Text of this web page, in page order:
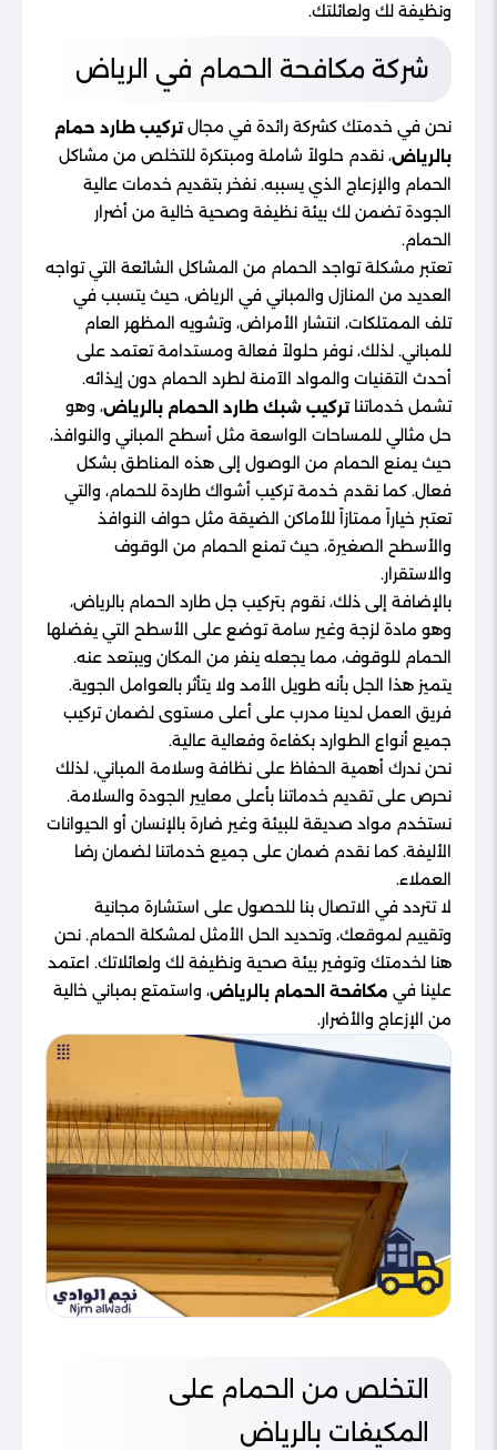
ونظيفة لك ولعائلتك.
شركة مكافحة الحمام في الرياض
نحن في خدمتك كشركة رائدة في مجالتركيب طارد حمام
بالرياض، نقدم حلولاً شاملة ومبتكرة للتخلص من مشاكل
الحمام والإزعاج الذي يسببه. نفخر بتقديم خدمات عالية
الجودة تضمن لك بيئة نظيفة وصحية خالية من أضرار
الحمام.
تعتبر مشكلة تواجد الحمام من المشاكل الشائعة التي تواجه
العديد من المنازل والمباني في الرياض، حيث يتسبب في
تلف الممتلكات، انتشار الأمراض، وتشويه المظهر العام
للمباني. لذلك، نوفر حلولاً فعالة ومستدامة تعتمد على
أحدث التقنيات والمواد الآمنة لطرد الحمام دون إيذائه.
تشمل خدماتناتركيب شبك طارد الحمام بالرياض، وهو
حل مثالي للمساحات الواسعة مثل أسطح المباني والنوافذ،
حيث يمنع الحمام من الوصول إلى هذه المناطق بشكل
فعال. كما نقدم خدمة تركيب أشواك طاردة للحمام، والتي
تعتبر خياراً ممتازاً للأماكن الضيقة مثل حواف النوافذ
والأسطح الصغيرة، حيث تمنع الحمام من الوقوف
والاستقرار.
بالإضافة إلى ذلك، نقوم بتركيب جل طارد الحمام بالرياض،
وهو مادة لزجة وغير سامة توضع على الأسطح التي يفضلها
الحمام للوقوف، مما يجعله ينفر من المكان ويبتعد عنه.
يتميز هذا الجل بأنه طويل الأمد ولا يتأثر بالعوامل الجوية.
فريق العمل لدينا مدرب على أعلى مستوى لضمان تركيب
جميع أنواع الطوارد بكفاءة وفعالية عالية.
نحن ندرك أهمية الحفاظ على نظافة وسلامة المباني، لذلك
نحرص على تقديم خدماتنا بأعلى معايير الجودة والسلامة.
نستخدم مواد صديقة للبيئة وغير ضارة بالإنسان أو الحيوانات
الأليفة. كما نقدم ضمان على جميع خدماتنا لضمان رضا
العملاء.
لا تتردد في الاتصال بنا للحصول على استشارة مجانية
وتقييم لموقعك، وتحديد الحل الأمثل لمشكلة الحمام. نحن
هنا لخدمتك وتوفير بيئة صحية ونظيفة لك ولعائلاتك. اعتمد
علينا في مكافحة الحمام بالرياض، واستمتع بمباني خالية
من الإزعاج والأضرار.
التخلص من الحمام على
المكيفات بالرياض